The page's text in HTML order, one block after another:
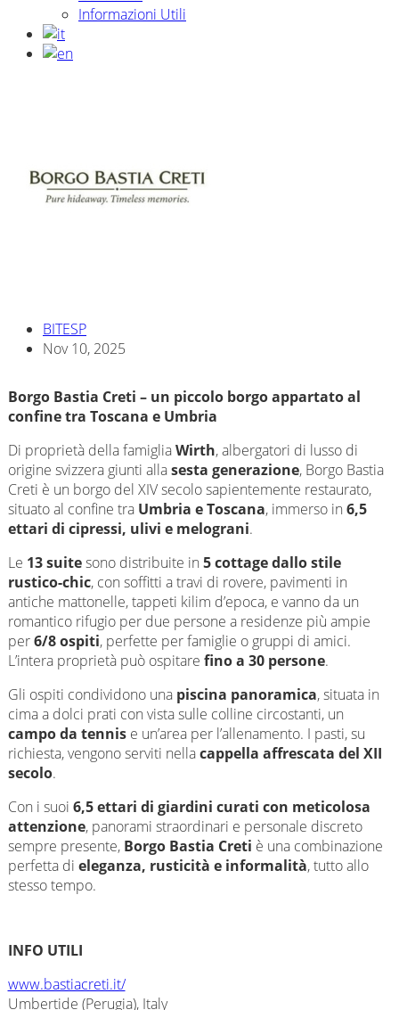
Informazioni Utili
BITESP
Nov 10, 2025
Borgo Bastia Creti – un piccolo borgo appartato al
confine tra Toscana e Umbria
Di proprietà della famigliaWirth, albergatori di lusso di
origine svizzera giunti allasesta generazione, Borgo Bastia
Creti è un borgo del XIV secolo sapientemente restaurato,
situato al confine tra Umbria e Toscana, immerso in 6,5
ettari di cipressi, ulivi e melograni.
Le 13 suitesono distribuite in 5 cottage dallo stile
rustico-chic, con soffitti a travi di rovere, pavimenti in
antiche mattonelle, tappeti kilim d’epoca, e vanno da un
romantico rifugio per due persone a residenze più ampie
per6/8 ospiti, perfette per famiglie o gruppi di amici.
L’intera proprietà può ospitare fino a 30 persone.
Gli ospiti condividono una piscina panoramica, situata in
cima a dolci prati con vista sulle colline circostanti, un
campo da tennise un’area per l’allenamento. I pasti, su
richiesta, vengono serviti nellacappella affrescata del XII
secolo.
Con i suoi 6,5 ettari di giardini curati con meticolosa
attenzione, panorami straordinari e personale discreto
sempre presente, Borgo Bastia Creti è una combinazione
perfetta di eleganza, rusticità e informalità, tutto allo
stesso tempo.
INFO UTILI
www.bastiacreti.it/
Umbertide (Perugia), Italy